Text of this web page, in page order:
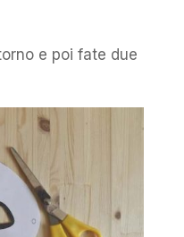
e poi fate due